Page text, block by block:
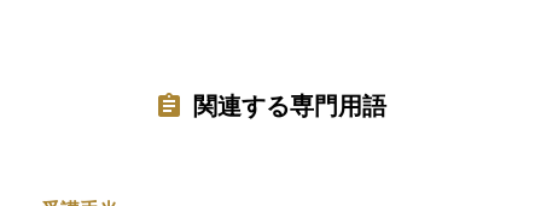
関連する専門用語